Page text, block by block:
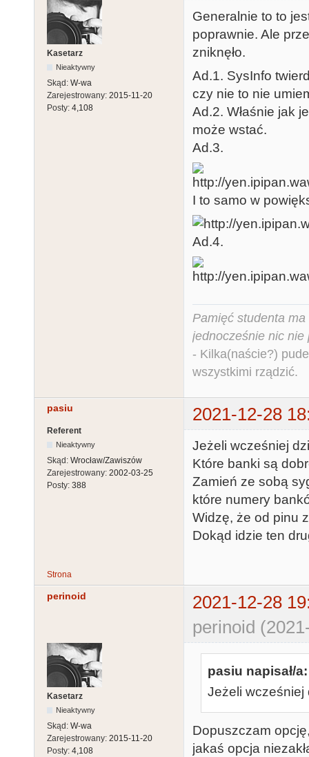
Kasetarz
Nieaktywny
Skąd: W-wa
Zarejestrowany: 2015-11-20
Posty: 4,108
Generalnie to to
poprawnie. Ale
zniknęło.
Ad.1. SysInfo
czy nie to nie
Ad.2. Właśnie jak
może wstać.
Ad.3.
I to samo w
Ad.4.
Pamięć studenta
jednocześnie nic nie
- Kilka(naście?)
wszystkimi rządzić.
pasiu 2021-12-28
Referent
Nieaktywny
Skąd: Wrocław/Zawiszów
Zarejestrowany: 2002-03-25
Posty: 388
Jeżeli wcześniej
Które banki są
Zamień ze sobą
które numery
Widzę, że od pinu
Dokąd idzie ten
Strona
perinoid
2021-12-28
perinoid
Kasetarz
Nieaktywny
Skąd: W-wa
Zarejestrowany: 2015-11-20
Posty: 4,108
pasiu napisał/a:
Jeżeli wcześniej
Dopuszczam
jakaś opcja